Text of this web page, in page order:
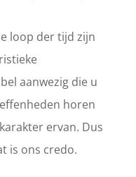
loop der tijd zijn
aanwezig die u
horen
ervan. Dus
is ons credo.